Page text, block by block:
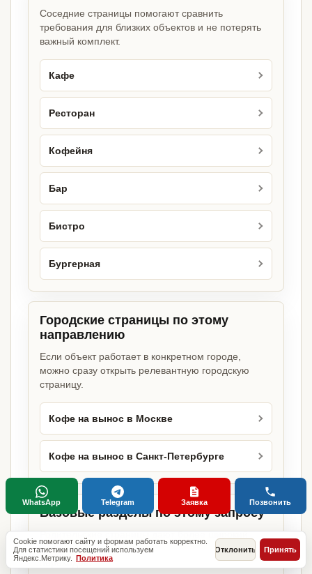
Соседние страницы помогают сравнить
требования для близких объектов и не потерять
важный комплект.
Кафе
Ресторан
Кофейня
Бар
Бистро
Бургерная
Городские страницы по этому
направлению
Если объект работает в конкретном городе,
можно сразу открыть релевантную городскую
страницу.
Кофе на вынос в Москве
Кофе на вынос в Санкт-Петербурге
Базовые разделы по этому запросу
Родительские страницы дают более широкий
обзор услуги, объекта или региона без лишних
переходов.
Cookie помогают сайту и формам работать корректно.
Для статистики посещений используем
Яндекс.Метрику. Политика
Отклонить Принять
WhatsApp Telegram Заявка Позвонить